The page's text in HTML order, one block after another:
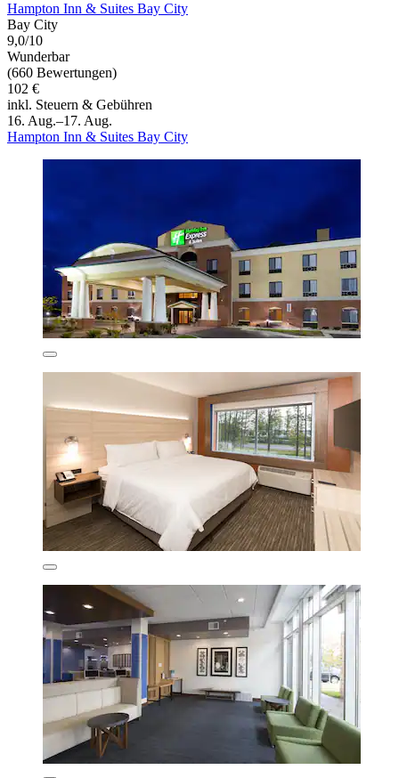
Hampton Inn & Suites Bay City
Bay City
9,0/10
Wunderbar
(660 Bewertungen)
102 €
inkl. Steuern & Gebühren
16. Aug.–17. Aug.
Hampton Inn & Suites Bay City